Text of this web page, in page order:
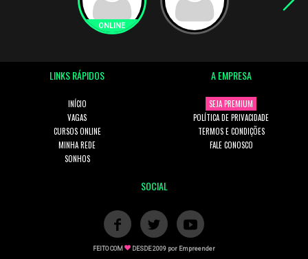
LINKS RÁPIDOS
INÍCIO
VAGAS
CURSOS ONLINE
MINHA REDE
SONHOS
A EMPRESA
SEJA PREMIUM
POLÍTICA DE PRIVACIDADE
TERMOS E CONDIÇÕES
FALE CONOSCO
SOCIAL
FEITO COM DESDE 2009 por Empreender